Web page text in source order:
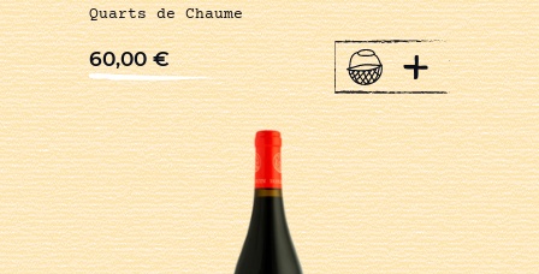
Quarts de Chaume
60,00€ +